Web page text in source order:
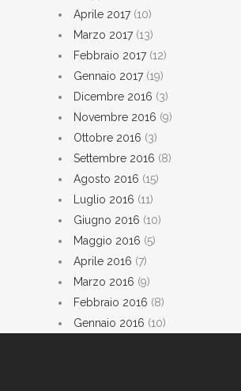
Aprile 2017(10)
Marzo 2017(13)
Febbraio 2017(12)
Gennaio 2017(19)
Dicembre 2016 (3)
Novembre 2016 (9)
Ottobre 2016 (3)
Settembre 2016 (8)
Agosto 2016 (15)
Luglio 2016 (11)
Giugno 2016 (10)
Maggio 2016 (5)
Aprile 2016 (7)
Marzo 2016 (9)
Febbraio 2016 (8)
Gennaio 2016 (10)